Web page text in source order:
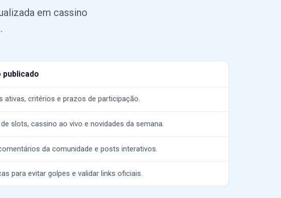
em cassino
publicado
ativas, critérios e prazos de participação.
slots, cassino ao vivo e novidades da semana.
da comunidade e posts interativos.
para evitar golpes e validar links oficiais.